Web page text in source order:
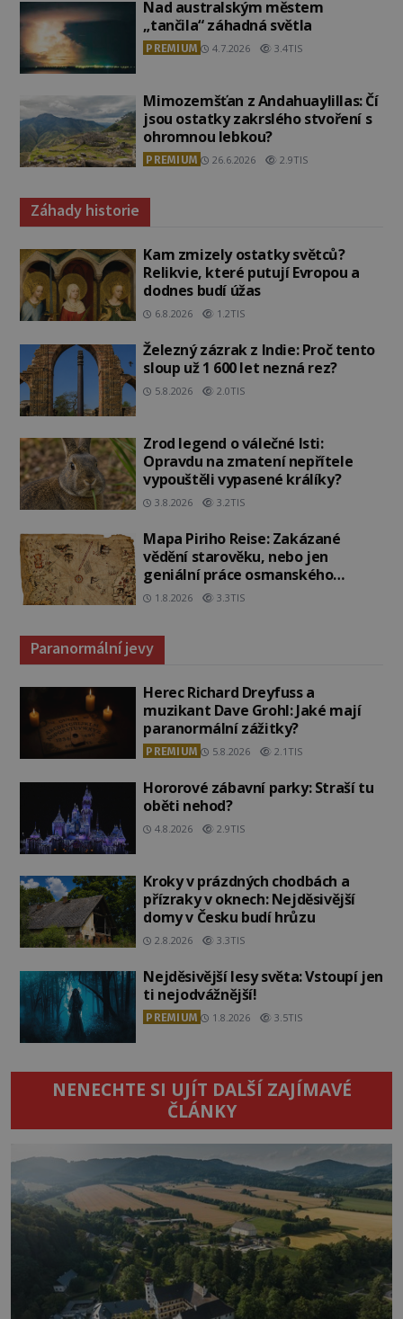
Nad australským městem
„tančila“ záhadná světla
PREMIUM 4.7.2026 3.4TIS
Mimozemšťan z Andahuaylillas: Čí
jsou ostatky zakrslého stvoření s
ohromnou lebkou?
PREMIUM 26.6.2026 2.9TIS
Záhady historie
Kam zmizely ostatky světců?
Relikvie, které putují Evropou a
dodnes budí úžas
6.8.2026 1.2TIS
Železný zázrak z Indie: Proč tento
sloup už 1 600 let nezná rez?
5.8.2026 2.0TIS
Zrod legend o válečné lsti:
Opravdu na zmatení nepřítele
vypouštěli vypasené králíky?
3.8.2026 3.2TIS
Mapa Piriho Reise: Zakázané
vědění starověku, nebo jen
geniální práce osmanského
admirála?
1.8.2026 3.3TIS
Paranormální jevy
Herec Richard Dreyfuss a
muzikant Dave Grohl: Jaké mají
paranormální zážitky?
PREMIUM 5.8.2026 2.1TIS
Hororové zábavní parky: Straší tu
oběti nehod?
4.8.2026 2.9TIS
Kroky v prázdných chodbách a
přízraky v oknech: Nejděsivější
domy v Česku budí hrůzu
2.8.2026 3.3TIS
Nejděsivější lesy světa: Vstoupí jen
ti nejodvážnější!
PREMIUM 1.8.2026 3.5TIS
NENECHTE SI UJÍT DALŠÍ ZAJÍMAVÉ
ČLÁNKY